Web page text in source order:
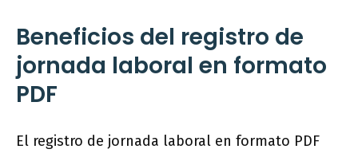
Beneficios del registro de
jornada laboral en formato
PDF
El registro de jornada laboral en formato PDF